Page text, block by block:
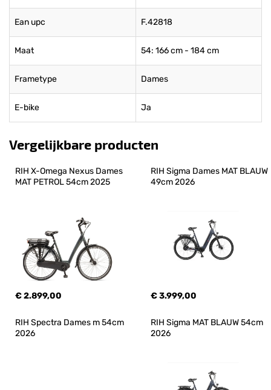
Ean upc F.42818
Maat 54: 166 cm - 184 cm
Frametype Dames
E-bike Ja
Vergelijkbare producten
RIH X-Omega Nexus Dames
MAT PETROL 54cm 2025
€ 2.899,00
RIH Sigma Dames MAT BLAUW
49cm 2026
€ 3.999,00
RIH Spectra Dames m 54cm
2026
RIH Sigma MAT BLAUW 54cm
2026